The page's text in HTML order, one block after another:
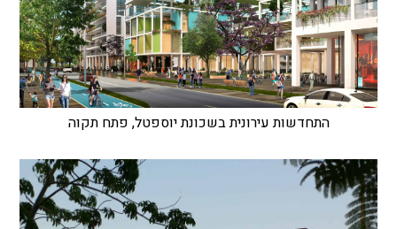
התחדשות עירונית בשכונת יוספטל, פתח תקוה